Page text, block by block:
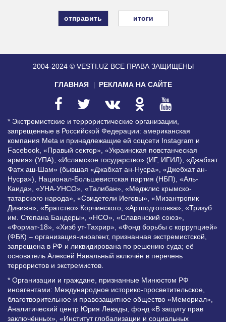
итоги
2004-2024 © VESTI.UZ ВСЕ ПРАВА ЗАЩИЩЕНЫ
ГЛАВНАЯ РЕКЛАМА НА САЙТЕ
* Экстремистские и террористические организации,
запрещенные в Российской Федерации: американская
компания Meta и принадлежащие ей соцсети Instagram и
Facebook, «Правый сектор», «Украинская повстанческая
армия» (УПА), «Исламское государство» (ИГ, ИГИЛ), «Джабхат
Фатх аш-Шам» (бывшая «Джабхат ан-Нусра», «Джебхат ан-
Нусра»), Национал-Большевистская партия (НБП), «Аль-
Каида», «УНА-УНСО», «Талибан», «Меджлис крымско-
татарского народа», «Свидетели Иеговы», «Мизантропик
Дивижн», «Братство» Корчинского, «Артподготовка», «Тризуб
им. Степана Бандеры», «НСО», «Славянский союз»,
«Формат-18», «Хизб ут-Тахрир», «Фонд борьбы с коррупцией»
(ФБК) – организация-иноагент, признанная экстремистской,
запрещена в РФ и ликвидирована по решению суда; её
основатель Алексей Навальный включён в перечень
террористов и экстремистов.
* Организации и граждане, признанные Минюстом РФ
иноагентами: Международное историко-просветительское,
благотворительное и правозащитное общество «Мемориал»,
Аналитический центр Юрия Левады, фонд «В защиту прав
заключённых», «Институт глобализации и социальных